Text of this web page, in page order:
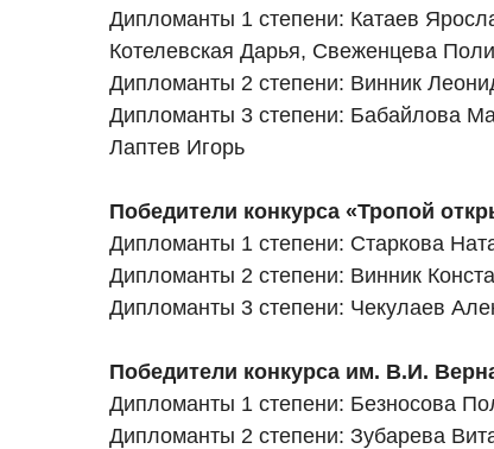
️Дипломанты 1 степени: Катаев
Котелевская Дарья, Свеженцева
️Дипломанты 2 степени: Винник
️Дипломанты 3 степени: Бабайлова
Лаптев Игорь
Победители конкурса «Тропой
️Дипломанты 1 степени: Старкова
️Дипломанты 2 степени: Винник
️Дипломанты 3 степени: Чекулаев
Победители конкурса им. В.И.
️Дипломанты 1 степени: Безносова
️Дипломанты 2 степени: Зубарева